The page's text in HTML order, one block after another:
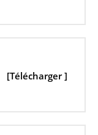
[Télécharger ]